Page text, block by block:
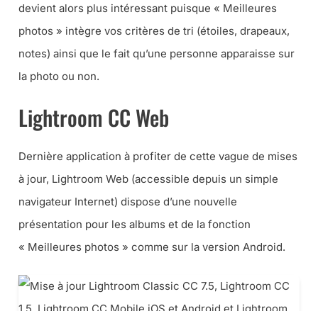
devient alors plus intéressant puisque « Meilleures
photos » intègre vos critères de tri (étoiles, drapeaux,
notes) ainsi que le fait qu’une personne apparaisse sur
la photo ou non.
Lightroom CC Web
Dernière application à profiter de cette vague de mises
à jour, Lightroom Web (accessible depuis un simple
navigateur Internet) dispose d’une nouvelle
présentation pour les albums et de la fonction
« Meilleures photos » comme sur la version Android.